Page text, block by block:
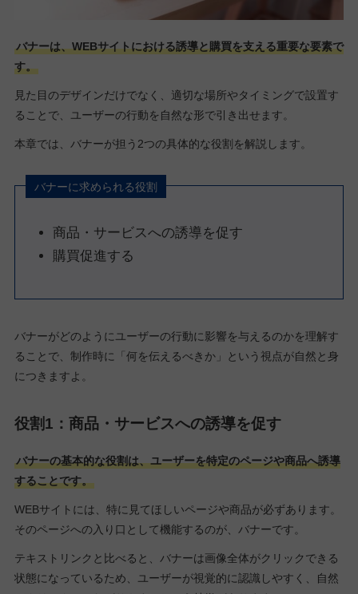
バナーは、WEBサイトにおける誘導と購買を支える重要な要素で
す。
見た目のデザインだけでなく、適切な場所やタイミングで設置す
ることで、ユーザーの行動を自然な形で引き出せます。
本章では、バナーが担う2つの具体的な役割を解説します。
バナーに求められる役割
商品・サービスへの誘導を促す
購買促進する
バナーがどのようにユーザーの行動に影響を与えるのかを理解す
ることで、制作時に「何を伝えるべきか」という視点が自然と身
につきますよ。
役割1：商品・サービスへの誘導を促す
バナーの基本的な役割は、ユーザーを特定のページや商品へ誘導
することです。
WEBサイトには、特に見てほしいページや商品が必ずあります。
そのページへの入り口として機能するのが、バナーです。
テキストリンクと比べると、バナーは画像全体がクリックできる
状態になっているため、ユーザーが視覚的に認識しやすく、自然